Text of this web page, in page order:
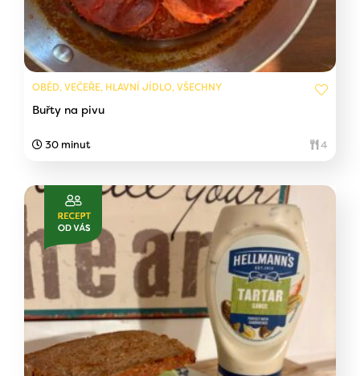
OBĚD, VEČEŘE, HLAVNÍ JÍDLO, VŠECHNY
Buřty na pivu
30 minut 4